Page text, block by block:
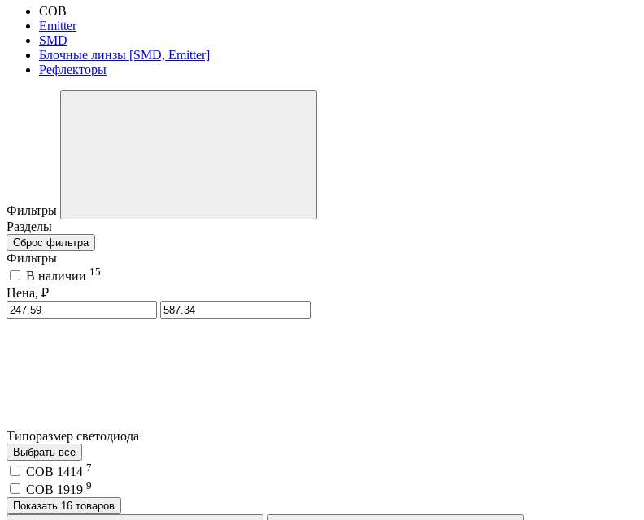
COB
Emitter
SMD
Блочные линзы [SMD, Emitter]
Рефлекторы
Фильтры
Разделы
Сброс фильтра
Фильтры
В наличии 15
Цена, ₽
Типоразмер светодиода
Выбрать все
COB 1414 7
COB 1919 9
Показать 16 товаров